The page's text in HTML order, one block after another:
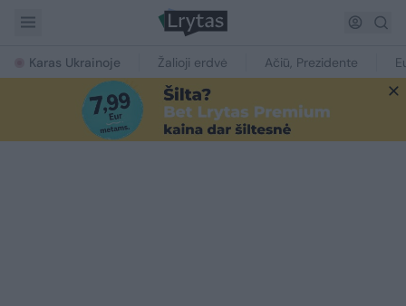
Karas Ukrainoje Žalioji erdvė Ačiū, Prezidente